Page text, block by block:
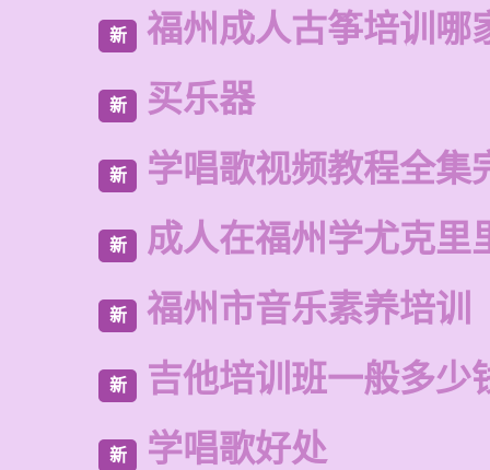
新 福州成人古筝培训哪
新 买乐器
新 学唱歌视频教程全集
新 成人在福州学尤克里
新 福州市音乐素养培训
新 吉他培训班一般多少
新 学唱歌好处